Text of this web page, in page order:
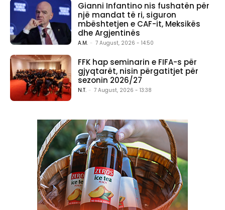
Gianni Infantino nis fushatën për
një mandat të ri, siguron
mbështetjen e CAF-it, Meksikës
dhe Argjentinës
A.M. - 7 August, 2026 - 14:50
FFK hap seminarin e FIFA-s për
gjyqtarët, nisin përgatitjet për
sezonin 2026/27
N.T. - 7 August, 2026 - 13:38